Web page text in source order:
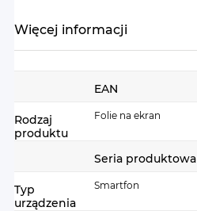
Więcej informacji
EAN
Rodzaj
produktu
Folie na ekran
Seria produktowa
Typ
urządzenia
Smartfon